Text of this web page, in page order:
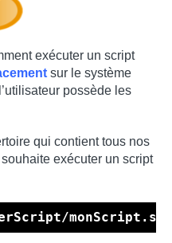
exécuter un script
sur le système
possède les
qui contient tous nos
exécuter un script
monScript.sh